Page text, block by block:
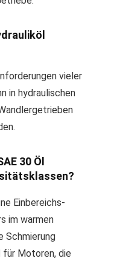
vieler
in hydraulischen
30 Öl
Einbereichs-
im warmen
Schmierung
Motoren, die